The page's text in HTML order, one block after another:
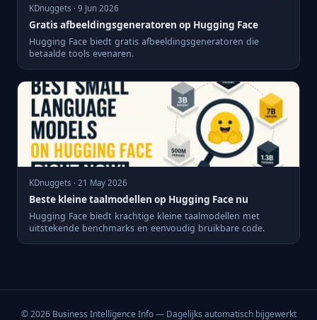
KDnuggets · 9 Jun 2026
Gratis afbeeldingsgeneratoren op Hugging Face
Hugging Face biedt gratis afbeeldingsgeneratoren die
betaalde tools evenaren.
KDnuggets · 21 May 2026
Beste kleine taalmodellen op Hugging Face nu
Hugging Face biedt krachtige kleine taalmodellen met
uitstekende benchmarks en eenvoudig bruikbare code.
© 2026 Business Intelligence Info — Dagelijks automatisch bijgewerkt